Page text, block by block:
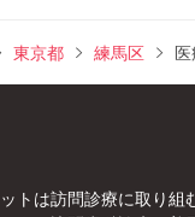
東京都 練馬区
トは訪問診療に取り組